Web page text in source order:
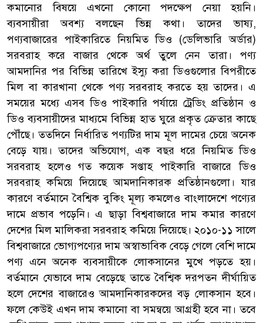
কমানোর বিষয়ে এখনো কোনো পদক্ষেপ নেয়া হয়নি।
ব্যবসায়ীরা অবশ্য বলছেন ভিন্ন কথা। তাদের ভাষ্য,
পণ্যবাজারের পাইকারিতে নিয়মিত ডিও (ডেলিভারি অর্ডার)
সরবরাহ করে বাজার থেকে অর্থ তুলে নেন তারা। পণ্য
আমদানির পর বিভিন্ন তারিখে ইস্যু করা ডিওগুলোর বিপরীতে
মিল বা কারখানা থেকে পণ্য সরবরাহ করতে হয় তাদের। এ
সময়ের মধ্যে এসব ডিও পাইকারি পর্যায়ে ট্রেডিং প্রতিষ্ঠান ও
ডিও ব্যবসায়ীদের মাধ্যমে বিভিন্ন হাত ঘুরে প্রকৃত ক্রেতার কাছে
পৌঁছে। ততদিনে নির্ধারিত পণ্যটির দাম মূল দামের চেয়ে অনেক
বেড়ে যায়। তাদের অভিযোগ, এক বছর ধরে নিয়মিত ডিও
সরবরাহ হলেও গত কয়েক সপ্তাহ পাইকারি বাজারে ডিও
সরবরাহ কমিয়ে দিয়েছে আমদানিকারক প্রতিষ্ঠানগুলো। যার
কারণে বর্তমানে বৈশ্বিক বুকিং মূল্য কমলেও বাংলাদেশে পণ্যের
দামে প্রভাব পড়েনি। এ ছাড়া বিশ্ববাজারে দাম কমার কারণে
দেশের মিল মালিকরা সরবরাহ কমিয়ে দিয়েছে। ২০১০-১১ সালে
বিশ্ববাজারে ভোগ্যপণ্যের দাম অস্বাভাবিক বেড়ে গেলে বেশি দামে
পণ্য এনে অনেক ব্যবসায়ীকে লোকসানের মুখে পড়তে হয়।
বর্তমানে যেভাবে দাম বেড়েছে তাতে বৈশ্বিক দরপতন দীর্ঘায়িত
হলে দেশের বাজারেও আমদানিকারকদের বড় লোকসান হবে।
ফলে কেউই এখন দাম কমানো বা সমন্বয়ে আগ্রহী হবে না। তবে